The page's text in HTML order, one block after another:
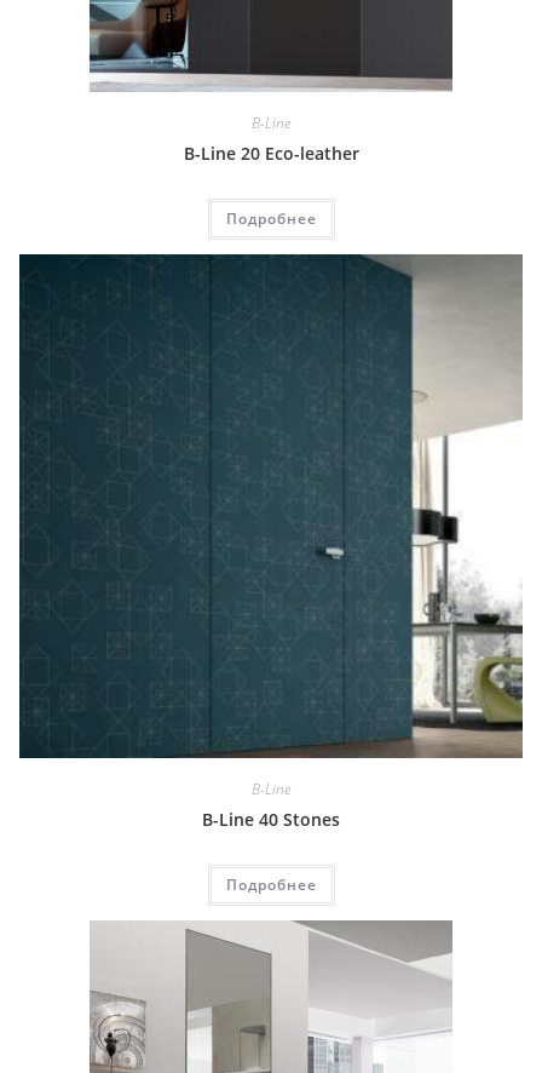
B-Line
B-Line 20 Eco-leather
Подробнее
B-Line
B-Line 40 Stones
Подробнее